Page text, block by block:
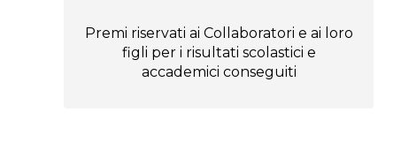
Premi riservati ai Collaboratori e ai loro
figli per i risultati scolastici e
accademici conseguiti